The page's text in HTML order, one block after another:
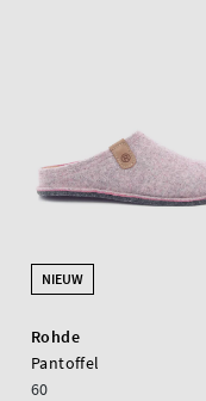
NIEUW
Rohde
Pantoffel
60